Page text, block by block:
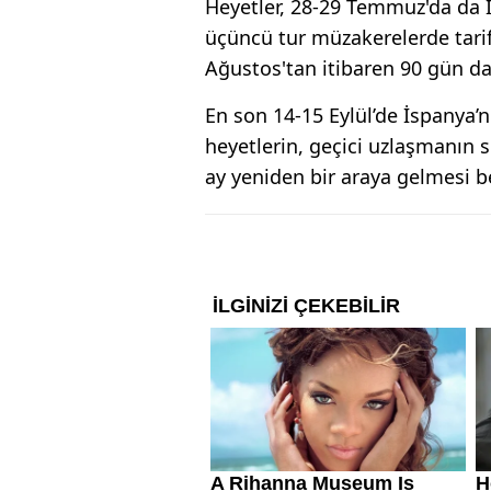
Heyetler, 28-29 Temmuz'da
üçüncü tur müzakerelerde
Ağustos'tan itibaren 90 gün
En son 14-15 Eylül’de
heyetlerin, geçici uzlaşmanın
ay yeniden bir araya gelmesi